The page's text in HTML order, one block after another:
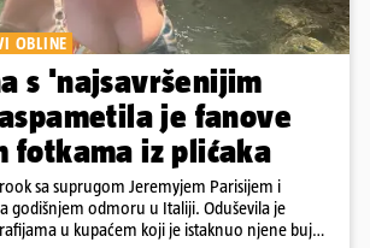
OBLINE
s 'najsavršenijim
je fanove
fotkama iz plićaka
sa suprugom Jeremyjem Parisijem i
godišnjem odmoru u Italiji. Oduševila je
u kupaćem koji je istaknuo njene bujne